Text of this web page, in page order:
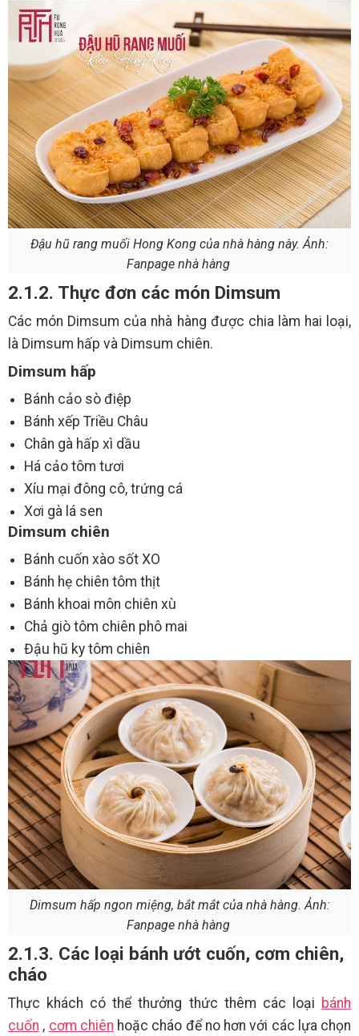
Đậu hũ rang muối Hong Kong của nhà hàng này. Ảnh:
Fanpage nhà hàng
2.1.2. Thực đơn các món Dimsum
Các món Dimsum của nhà hàng được chia làm hai loại,
là Dimsum hấp và Dimsum chiên.
Dimsum hấp
Bánh cảo sò điệp
Bánh xếp Triều Châu
Chân gà hấp xì dầu
Há cảo tôm tươi
Xíu mại đông cô, trứng cá
Xơi gà lá sen
Dimsum chiên
Bánh cuốn xào sốt XO
Bánh hẹ chiên tôm thịt
Bánh khoai môn chiên xù
Chả giò tôm chiên phô mai
Đậu hũ ky tôm chiên
Dimsum hấp ngon miệng, bắt mắt của nhà hàng. Ảnh:
Fanpage nhà hàng
2.1.3. Các loại bánh ướt cuốn, cơm chiên,
cháo
Thực khách có thể thưởng thức thêm các loại bánh
cuốn , cơm chiên hoặc cháo để no hơn với các lựa chọn